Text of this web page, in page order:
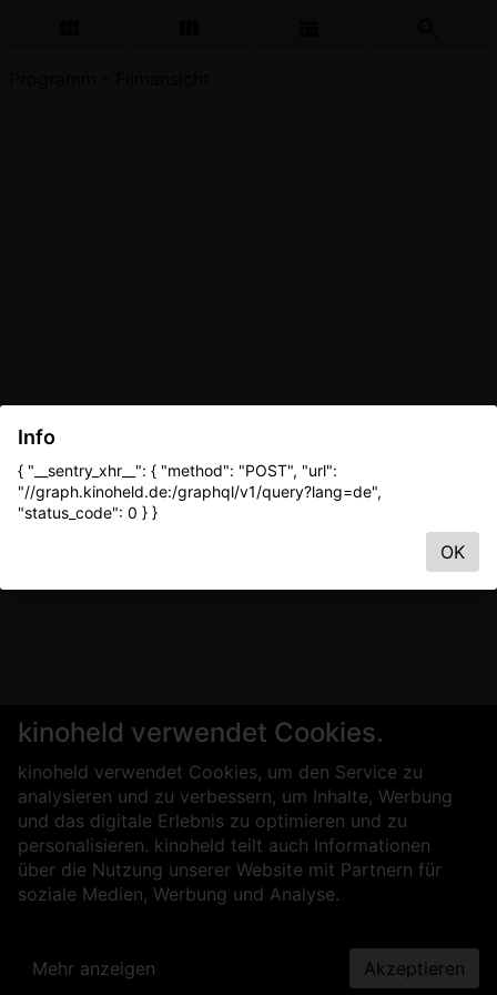
kinoheld verwendet Cookies.
kinoheld verwendet Cookies, um den Service zu
analysieren und zu verbessern, um Inhalte, Werbung
und das digitale Erlebnis zu optimieren und zu
personalisieren. kinoheld teilt auch Informationen
über die Nutzung unserer Website mit Partnern für
soziale Medien, Werbung und Analyse.
Mehr anzeigen Akzeptieren
Info
{ "__sentry_xhr__": { "method": "POST", "url":
"//graph.kinoheld.de:/graphql/v1/query?lang=de",
"status_code": 0 } }
OK